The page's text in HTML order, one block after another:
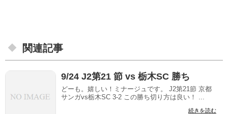
関連記事
9/24 J2第21 節 vs 栃木SC 勝ち
どーも。嬉しい！ミナージュです。 J2第21節 京都
サンガvs栃木SC 3-2 この勝ち切り方は良い！ ...
続きを読む